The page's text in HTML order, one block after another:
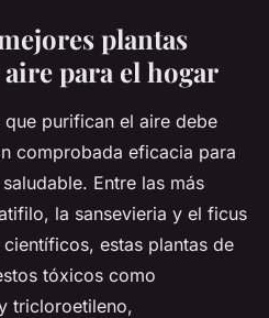
plantas
para el hogar
que purifican el aire debe
comprobada eficacia para
Entre las más
la sansevieria y el ficus
estas plantas de
tóxicos como
tricloroetileno,